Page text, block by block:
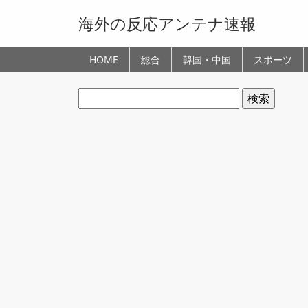
海外の反応アンテナ速報
HOME 総合 韓国・中国 スポーツ
索: